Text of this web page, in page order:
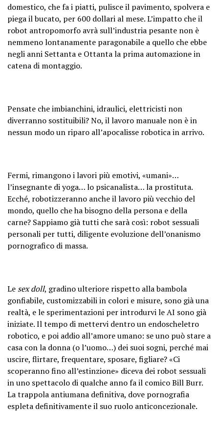
domestico, che fa i piatti, pulisce il pavimento, spolvera e
piega il bucato, per 600 dollari al mese. L’impatto che il
robot antropomorfo avrà sull’industria pesante non è
nemmeno lontanamente paragonabile a quello che ebbe
negli anni Settanta e Ottanta la prima automazione in
catena di montaggio.
Pensate che imbianchini, idraulici, elettricisti non
diverranno sostituibili? No, il lavoro manuale non è in
nessun modo un riparo all’apocalisse robotica in arrivo.
Fermi, rimangono i lavori più emotivi, «umani»…
l’insegnante di yoga… lo psicanalista… la prostituta.
Ecché, robotizzeranno anche il lavoro più vecchio del
mondo, quello che ha bisogno della persona e della
carne? Sappiamo già tutti che sarà così: robot sessuali
personali per tutti, diligente evoluzione dell’onanismo
pornografico di massa.
Le sex doll, gradino ulteriore rispetto alla bambola
gonfiabile, customizzabili in colori e misure, sono già una
realtà, e le sperimentazioni per introdurvi le AI sono già
iniziate. Il tempo di mettervi dentro un endoscheletro
robotico, e poi addio all’amore umano: se uno può stare a
casa con la donna (o l’uomo…) dei suoi sogni, perché mai
uscire, flirtare, frequentare, sposare, figliare? «Ci
scoperanno fino all’estinzione» diceva dei robot sessuali
in uno spettacolo di qualche anno fa il comico Bill Burr.
La trappola antiumana definitiva, dove pornografia
espleta definitivamente il suo ruolo anticoncezionale.